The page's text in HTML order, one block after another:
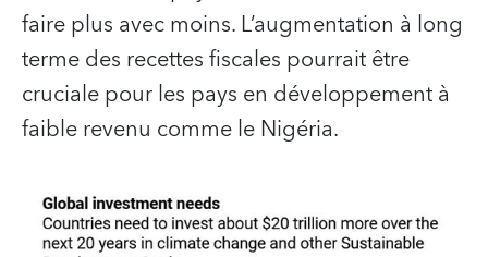
faire plus avec moins. L’augmentation à long
terme des recettes fiscales pourrait être
cruciale pour les pays en développement à
faible revenu comme le Nigéria.